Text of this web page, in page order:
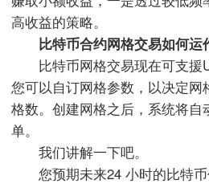
高收益的策略。
比特币合约网格交易如何运
比特币网格交易现在可支援U
您可以自订网格参数，以决定网
格数。创建网格之后，系统将自
单。
我们讲解一下吧。
您预期未来24 小时的比特币